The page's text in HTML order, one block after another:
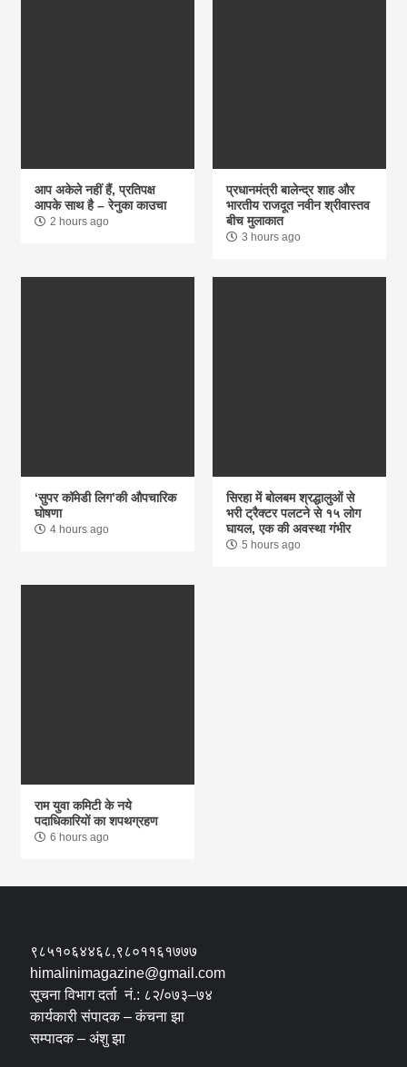
आप अकेले नहीं हैं, प्रतिपक्ष
आपके साथ है – रेनुका काउचा
2 hours ago
प्रधानमंत्री बालेन्द्र शाह और
भारतीय राजदूत नवीन श्रीवास्तव
बीच मुलाकात
3 hours ago
‘सुपर कॉमेडी लिग’की औपचारिक
घोषणा
4 hours ago
सिरहा में बोलबम श्रद्धालुओं से
भरी ट्रैक्टर पलटने से १५ लोग
घायल, एक की अवस्था गंभीर
5 hours ago
राम युवा कमिटी के नये
पदाधिकारियों का शपथग्रहण
6 hours ago
९८५१०६४४६८,९८०११६१७७७
himalinimagazine@gmail.com
सूचना विभाग दर्ता नं.: ८२/०७३–७४
कार्यकारी संपादक – कंचना झा
सम्पादक – अंशु झा